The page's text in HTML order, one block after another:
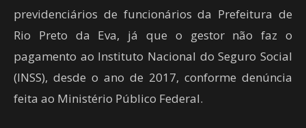
previdenciários de funcionários da Prefeitura de
Rio Preto da Eva, já que o gestor não faz o
pagamento ao Instituto Nacional do Seguro Social
(INSS), desde o ano de 2017, conforme denúncia
feita ao Ministério Público Federal.